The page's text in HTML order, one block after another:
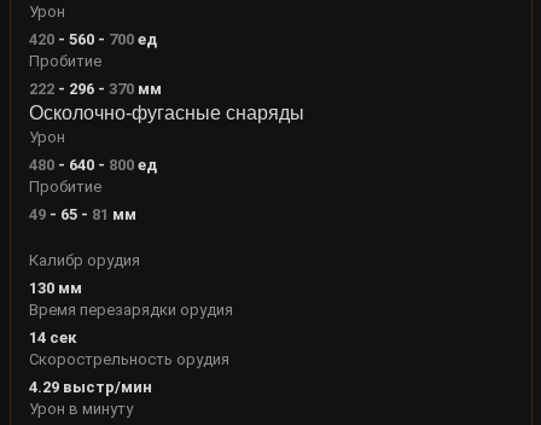
Урон
420- 560- 700ед
Пробитие
222- 296- 370 мм
Осколочно-фугасные снаряды
Урон
480- 640- 800ед
Пробитие
49- 65- 81 мм
Калибр орудия
130мм
Время перезарядки орудия
14сек
Скорострельность орудия
4.29выстр/мин
Урон в минуту